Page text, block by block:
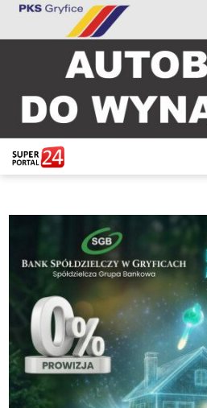
STRONA GŁÓWNA
POWIAT GRYFICKI
WIADOMOŚCI Z LASU
STUDIO SUPERPORTALU
KONTAKT
REDAKCJA
REGULAMIN